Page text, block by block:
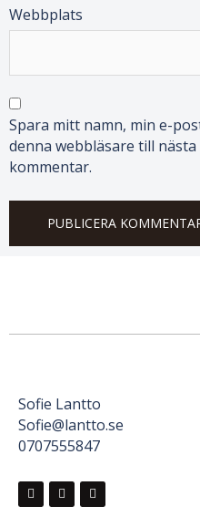
Webbplats
Spara mitt namn, min e-
denna webbläsare till
kommentar.
Sofie Lantto
Sofie@lantto.se
0707555847